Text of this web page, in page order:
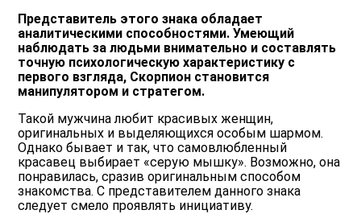
Представитель этого знака обладает
аналитическими способностями. Умеющий
наблюдать за людьми внимательно и составлять
точную психологическую характеристику с
первого взгляда, Скорпион становится
манипулятором и стратегом.
Такой мужчина любит красивых женщин,
оригинальных и выделяющихся особым шармом.
Однако бывает и так, что самовлюбленный
красавец выбирает «серую мышку». Возможно, она
понравилась, сразив оригинальным способом
знакомства. С представителем данного знака
следует смело проявлять инициативу.